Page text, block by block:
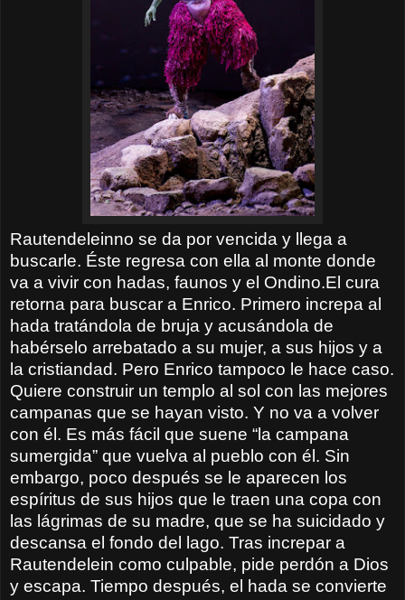
Rautendeleinno se da por vencida y llega a
buscarle. Éste regresa con ella al monte donde
va a vivir con hadas, faunos y el Ondino.El cura
retorna para buscar a Enrico. Primero increpa al
hada tratándola de bruja y acusándola de
habérselo arrebatado a su mujer, a sus hijos y a
la cristiandad. Pero Enrico tampoco le hace caso.
Quiere construir un templo al sol con las mejores
campanas que se hayan visto. Y no va a volver
con él. Es más fácil que suene “la campana
sumergida” que vuelva al pueblo con él. Sin
embargo, poco después se le aparecen los
espíritus de sus hijos que le traen una copa con
las lágrimas de su madre, que se ha suicidado y
descansa el fondo del lago. Tras increpar a
Rautendelein como culpable, pide perdón a Dios
y escapa. Tiempo después, el hada se convierte